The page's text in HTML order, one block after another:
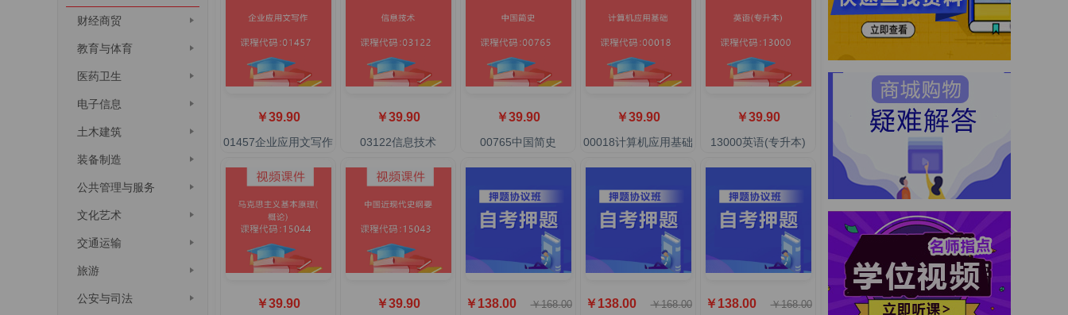
财经商贸
教育与体育
医药卫生
电子信息
土木建筑
装备制造
公共管理与服务
文化艺术
交通运输
旅游
公安与司法
￥39.90
01457企业应用文写作
￥39.90
03122信息技术
￥39.90
00765中国简史
￥39.90
00018计算机应用基础
￥39.90
13000英语(专升本)
￥39.90 ￥39.90 ￥138.00 ￥168.00 ￥138.00 ￥168.00 ￥138.00 ￥168.00